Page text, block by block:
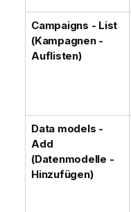
Campaigns - List
(Kampagnen -
Auflisten)
Data models -
Add
(Datenmodelle -
Hinzufügen)